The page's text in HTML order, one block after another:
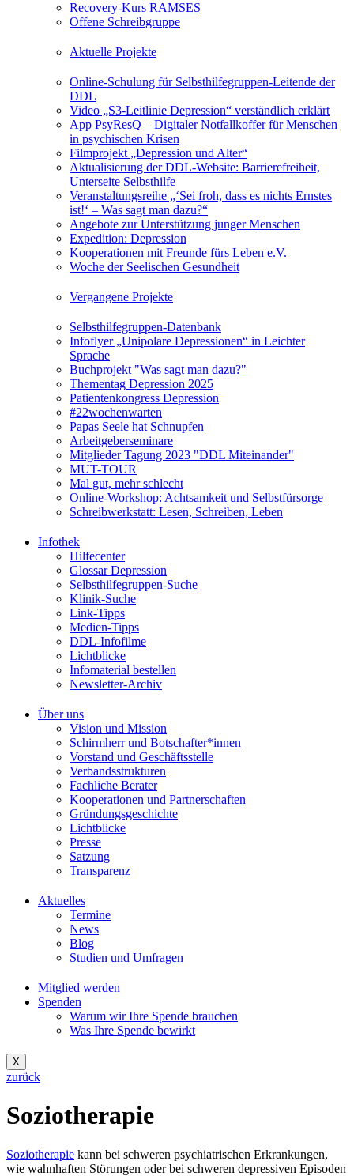
Recovery-Kurs RAMSES
Offene Schreibgruppe
Aktuelle Projekte
Online-Schulung für Selbsthilfegruppen-Leitende der
DDL
Video „S3-Leitlinie Depression“ verständlich erklärt
App PsyResQ – Digitaler Notfallkoffer für Menschen
in psychischen Krisen
Filmprojekt „Depression und Alter“
Aktualisierung der DDL-Website: Barrierefreiheit,
Unterseite Selbsthilfe
Veranstaltungsreihe „‘Sei froh, dass es nichts Ernstes
ist!‘ – Was sagt man dazu?“
Angebote zur Unterstützung junger Menschen
Expedition: Depression
Kooperationen mit Freunde fürs Leben e.V.
Woche der Seelischen Gesundheit
Vergangene Projekte
Selbsthilfegruppen-Datenbank
Infoflyer „Unipolare Depressionen“ in Leichter
Sprache
Buchprojekt "Was sagt man dazu?"
Thementag Depression 2025
Patientenkongress Depression
#22wochenwarten
Papas Seele hat Schnupfen
Arbeitgeberseminare
Mitglieder Tagung 2023 "DDL Miteinander"
MUT-TOUR
Mal gut, mehr schlecht
Online-Workshop: Achtsamkeit und Selbstfürsorge
Schreibwerkstatt: Lesen, Schreiben, Leben
Infothek
Hilfecenter
Glossar Depression
Selbsthilfegruppen-Suche
Klinik-Suche
Link-Tipps
Medien-Tipps
DDL-Infofilme
Lichtblicke
Infomaterial bestellen
Newsletter-Archiv
Über uns
Vision und Mission
Schirmherr und Botschafter*innen
Vorstand und Geschäftsstelle
Verbandsstrukturen
Fachliche Berater
Kooperationen und Partnerschaften
Gründungsgeschichte
Lichtblicke
Presse
Satzung
Transparenz
Aktuelles
Termine
News
Blog
Studien und Umfragen
Mitglied werden
Spenden
Warum wir Ihre Spende brauchen
Was Ihre Spende bewirkt
X
zurück
Soziotherapie
Soziotherapie kann bei schweren psychiatrischen Erkrankungen,
wie wahnhaften Störungen oder bei schweren depressiven Episoden